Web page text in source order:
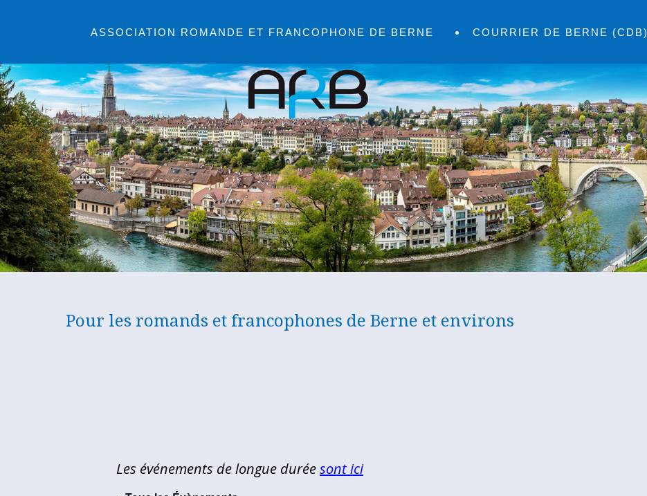
Primary
Menu
content
ASSOCIATION ROMANDE ET FRANCOPHONE DE BERNE COURRIER DE BERNE (CDB)
ASSOCIATION
BERNE
Pour les romands et francophones de Berne et environs
Les événements de longue duréesont ici